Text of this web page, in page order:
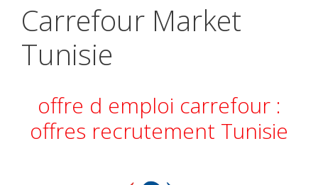
Carrefour Market
Tunisie
offre d emploi carrefour :
offres recrutement Tunisie